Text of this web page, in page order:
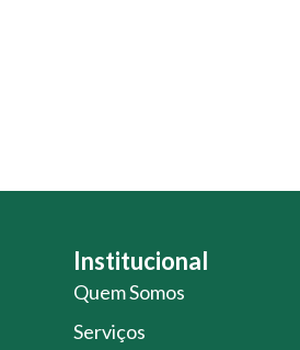
Institucional
Quem Somos
Serviços